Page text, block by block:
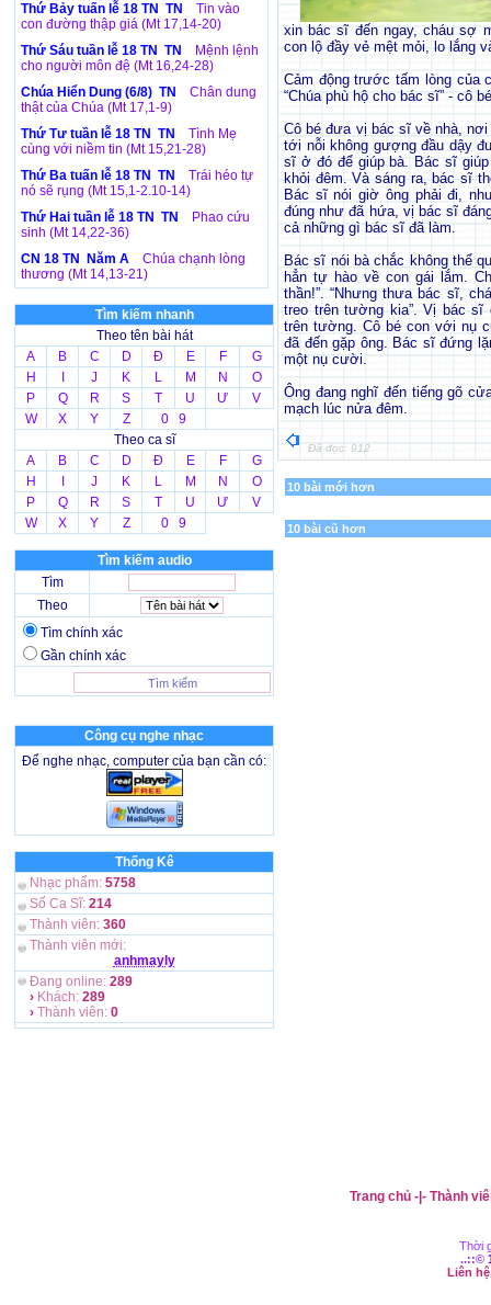
Thứ Bảy tuấn lễ 18 TN TN
Tin vào
con đường thập giá (Mt 17,14-20)
Thứ Sáu tuần lễ 18 TN TN
Mệnh lệnh
cho người môn đệ (Mt 16,24-28)
Chúa Hiển Dung (6/8) TN
Chân dung
thật của Chúa (Mt 17,1-9)
Thứ Tư tuần lễ 18 TN TN
Tình Mẹ
cùng với niềm tin (Mt 15,21-28)
Thứ Ba tuấn lễ 18 TN TN
Trái héo tự
nó sẽ rụng (Mt 15,1-2.10-14)
Thứ Hai tuần lễ 18 TN TN
Phao cứu
sinh (Mt 14,22-36)
CN 18 TN Năm A
Chúa chạnh lòng
thương (Mt 14,13-21)
Tìm kiếm nhanh
Theo tên bài hát
A
B C D Đ E F
G
H
J K L M N
O
P
Q R S T U Ư
V
W
X Y Z
0 9
Theo ca sĩ
A
B C D Đ E F
G
H
J K L M N
O
P
Q R S T U Ư
V
W
X Y Z 0 9
Tìm kiếm audio
Tìm
Theo
Tìm chính xác
Gần chính xác
Công cụ nghe nhạc
Để nghe nhạc, computer của bạn cần có:
Thống Kê
Nhạc phẩm: 5758
Số Ca Sĩ: 214
Thành viên: 360
Thành viên mới:
anhmayly
Đang online: 289
› Khách: 289
› Thành viên: 0
xin bác sĩ đến ngay, cháu sợ
con lộ đầy vẻ mệt mỏi, lo lắng
Cảm động trước tấm lòng của
“Chúa phù hộ cho bác sĩ” - cô
Cô bé đưa vị bác sĩ về nhà,
tới nỗi không gượng đầu dậy
sĩ ở đó để giúp bà. Bác sĩ
khỏi đêm. Và sáng ra, bác sĩ
Bác sĩ nói giờ ông phải đi,
đúng như đã hứa, vị bác sĩ
cả những gì bác sĩ đã làm.
Bác sĩ nói bà chắc không thể
hẳn tự hào về con gái lắm.
thần!”. “Nhưng thưa bác sĩ,
treo trên tường kia”. Vị bác
trên tường. Cô bé con với nụ
đã đến gặp ông. Bác sĩ đứng
một nụ cười.
Ông đang nghĩ đến tiếng gõ
mạch lúc nửa đêm.
Đã đọc: 912
10 bài mới hơn
10 bài cũ hơn
Trang chủ-|- Thành
Thời
..::©
Liên